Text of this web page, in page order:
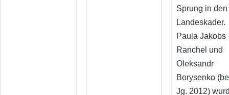
Sprung in den
Landeskader.
Paula Jakobs
Ranchel und
Oleksandr
Borysenko
Jg. 2012)